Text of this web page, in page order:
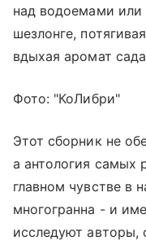
над водоемами или
шезлонге,
вдыхая аромат
Фото: "КоЛибри"
Этот сборник не
а антология самых
главном чувстве в
многогранна - и
исследуют